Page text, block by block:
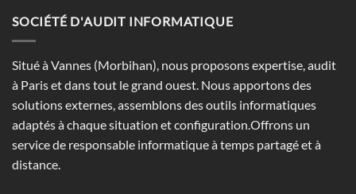
SOCIÉTÉ D'AUDIT INFORMATIQUE
Situé à Vannes (Morbihan), nous proposons expertise, audit
à Paris et dans tout le grand ouest. Nous apportons des
solutions externes, assemblons des outils informatiques
adaptés à chaque situation et configuration.Offrons un
service de responsable informatique à temps partagé et à
distance.